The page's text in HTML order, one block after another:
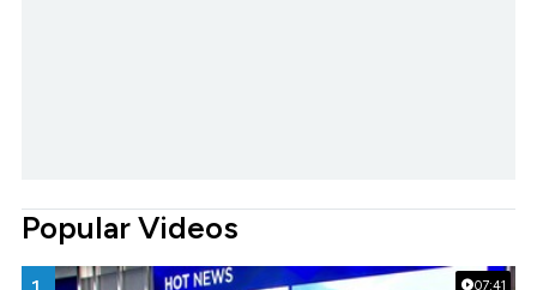
Popular Videos
07:41